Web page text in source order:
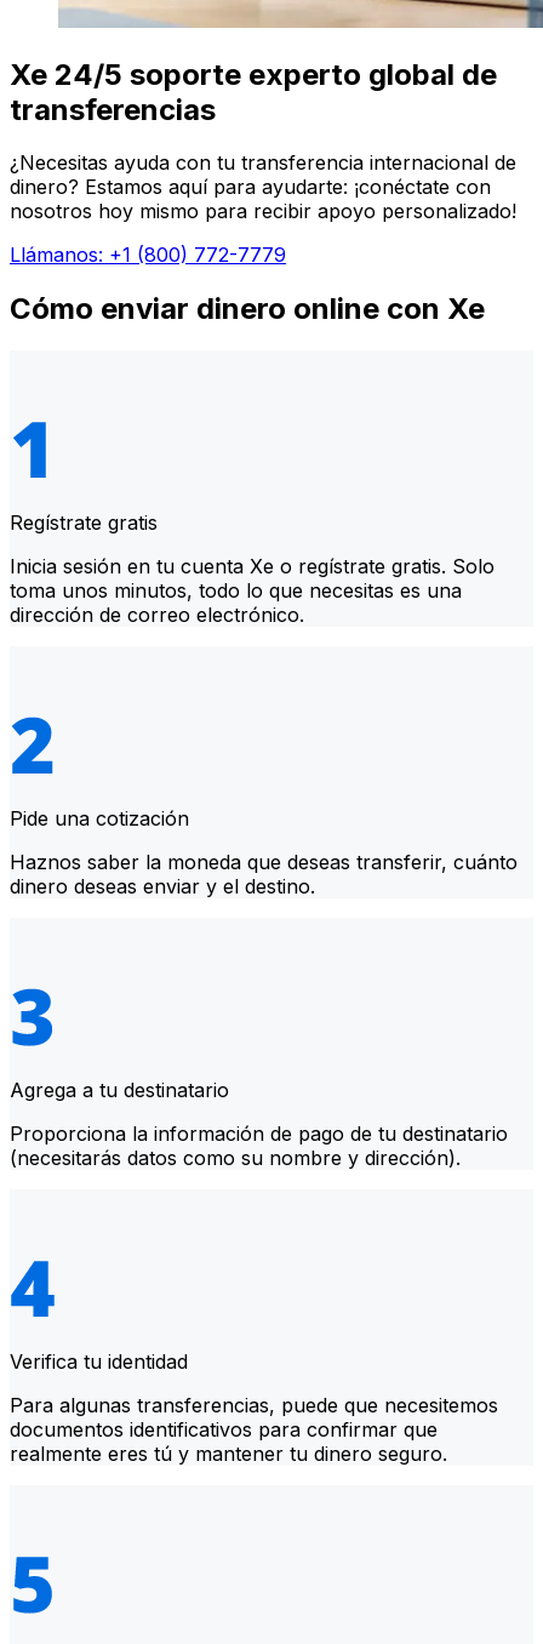
Xe 24/5 soporte experto global de
transferencias
¿Necesitas ayuda con tu transferencia internacional de
dinero? Estamos aquí para ayudarte: ¡conéctate con
nosotros hoy mismo para recibir apoyo personalizado!
Llámanos: +1 (800) 772-7779
Cómo enviar dinero online con Xe
Regístrate gratis
Inicia sesión en tu cuenta Xe o regístrate gratis. Solo
toma unos minutos, todo lo que necesitas es una
dirección de correo electrónico.
Pide una cotización
Haznos saber la moneda que deseas transferir, cuánto
dinero deseas enviar y el destino.
Agrega a tu destinatario
Proporciona la información de pago de tu destinatario
(necesitarás datos como su nombre y dirección).
Verifica tu identidad
Para algunas transferencias, puede que necesitemos
documentos identificativos para confirmar que
realmente eres tú y mantener tu dinero seguro.